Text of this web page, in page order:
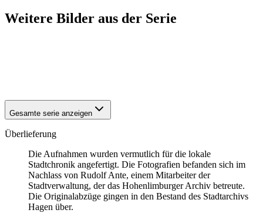
Weitere Bilder aus der Serie
Gesamte serie anzeigen
Überlieferung
Die Aufnahmen wurden vermutlich für die lokale
Stadtchronik angefertigt. Die Fotografien befanden sich im
Nachlass von Rudolf Ante, einem Mitarbeiter der
Stadtverwaltung, der das Hohenlimburger Archiv betreute.
Die Originalabzüge gingen in den Bestand des Stadtarchivs
Hagen über.